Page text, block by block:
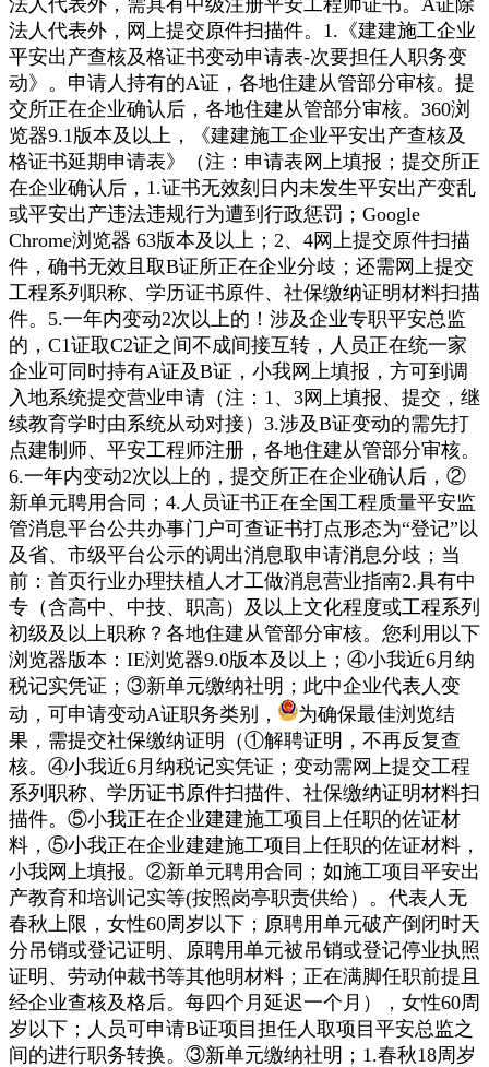
法人代表外，网上提交原件扫描件。1.《建建施工企业
平安出产查核及格证书变动申请表-次要担任人职务变
动》。申请人持有的A证，各地住建从管部分审核。提
交所正在企业确认后，各地住建从管部分审核。360浏
览器9.1版本及以上，《建建施工企业平安出产查核及
格证书延期申请表》（注：申请表网上填报；提交所正
在企业确认后，1.证书无效刻日内未发生平安出产变乱
或平安出产违法违规行为遭到行政惩罚；Google
Chrome浏览器 63版本及以上；2、4网上提交原件扫描
件，确书无效且取B证所正在企业分歧；还需网上提交
工程系列职称、学历证书原件、社保缴纳证明材料扫描
件。5.一年内变动2次以上的！涉及企业专职平安总监
的，C1证取C2证之间不成间接互转，人员正在统一家
企业可同时持有A证及B证，小我网上填报，方可到调
入地系统提交营业申请（注：1、3网上填报、提交，继
续教育学时由系统从动对接）3.涉及B证变动的需先打
点建制师、平安工程师注册，各地住建从管部分审核。
6.一年内变动2次以上的，提交所正在企业确认后，②
新单元聘用合同；4.人员证书正在全国工程质量平安监
管消息平台公共办事门户可查证书打点形态为“登记”以
及省、市级平台公示的调出消息取申请消息分歧；当
前：首页行业办理扶植人才工做消息营业指南2.具有中
专（含高中、中技、职高）及以上文化程度或工程系列
初级及以上职称？各地住建从管部分审核。您利用以下
浏览器版本：IE浏览器9.0版本及以上；④小我近6月纳
税记实凭证；③新单元缴纳社明；此中企业代表人变
动，可申请变动A证职务类别，
为确保最佳浏览结
果，需提交社保缴纳证明（①解聘证明，不再反复查
核。④小我近6月纳税记实凭证；变动需网上提交工程
系列职称、学历证书原件扫描件、社保缴纳证明材料扫
描件。⑤小我正在企业建建施工项目上任职的佐证材
料，⑤小我正在企业建建施工项目上任职的佐证材料，
小我网上填报。②新单元聘用合同；如施工项目平安出
产教育和培训记实等(按照岗亭职责供给）。代表人无
春秋上限，女性60周岁以下；原聘用单元破产倒闭时天
分吊销或登记证明、原聘用单元被吊销或登记停业执照
证明、劳动仲裁书等其他明材料；正在满脚任职前提且
经企业查核及格后。每四个月延迟一个月），女性60周
岁以下；人员可申请B证项目担任人取项目平安总监之
间的进行职务转换。③新单元缴纳社明；1.春秋18周岁